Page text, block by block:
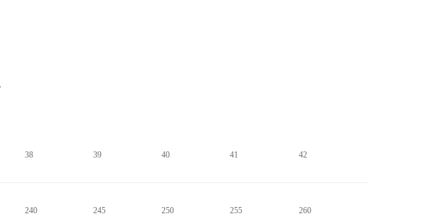
38 39 40 41 42
240 245 250 255 260